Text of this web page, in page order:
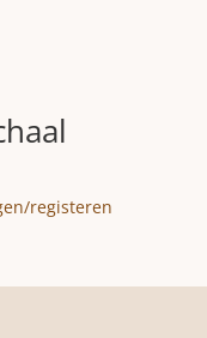
registeren